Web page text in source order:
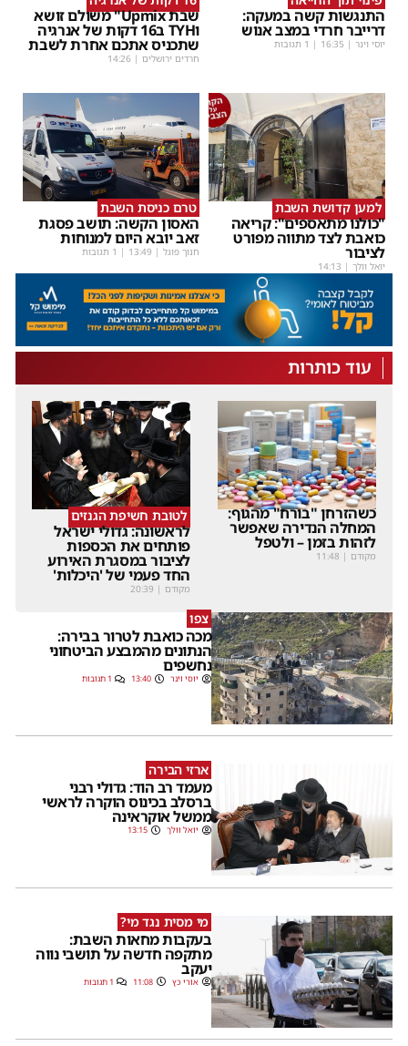
התנגשות קשה במעקה:
דרייבר חרדי במצב אנוש
יוסי וינר |
16:35 | 1 תגובות
שבת Upmix" משולם זושא
וTYH ב16 דקות של אנרגיה
שתכניס אתכם אחרת לשבת
חרדים ירושלים |
14:26
למען קדושת השבת
"כולנו מתאספים": קריאה
כואבת לצד מתווה מפורט
לציבור
יואל וולך |
14:13
טרם כניסת השבת
האסון הקשה: תושב פסגת
זאב יובא היום למנוחות
חנוך פוגל |
13:49 | 1 תגובות
עוד כותרות
כשהזרחן "בורח" מהגוף:
המחלה הנדירה שאפשר
לזהות בזמן – ולטפל
מקודם |
11:48
לטובת חשיפת הגנזים
לראשונה: גדולי ישראל
פותחים את הכספות
לציבור במסגרת האירוע
החד פעמי של 'היכלות'
מקודם |
20:39
צפו
מכה כואבת לטרור בבירה:
הנתונים מהמבצע הביטחוני
נחשפים
יוסי וינר 13:40 1 תגובות
ארזי הבירה
מעמד רב הוד: גדולי רבני
ברסלב בכינוס הוקרה לראשי
ממשל אוקראינה
יואל וולך 13:15
מי מסית נגד מי?
בעקבות מחאות השבת:
מתקפה חדשה על תושבי נווה
יעקב
אורי כץ 11:08 1 תגובות